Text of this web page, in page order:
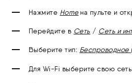
Нажмите Home на пульте и
Перейдите в Сеть / Сеть и
Выберите тип: Беспроводное
Для Wi-Fi выберите свою